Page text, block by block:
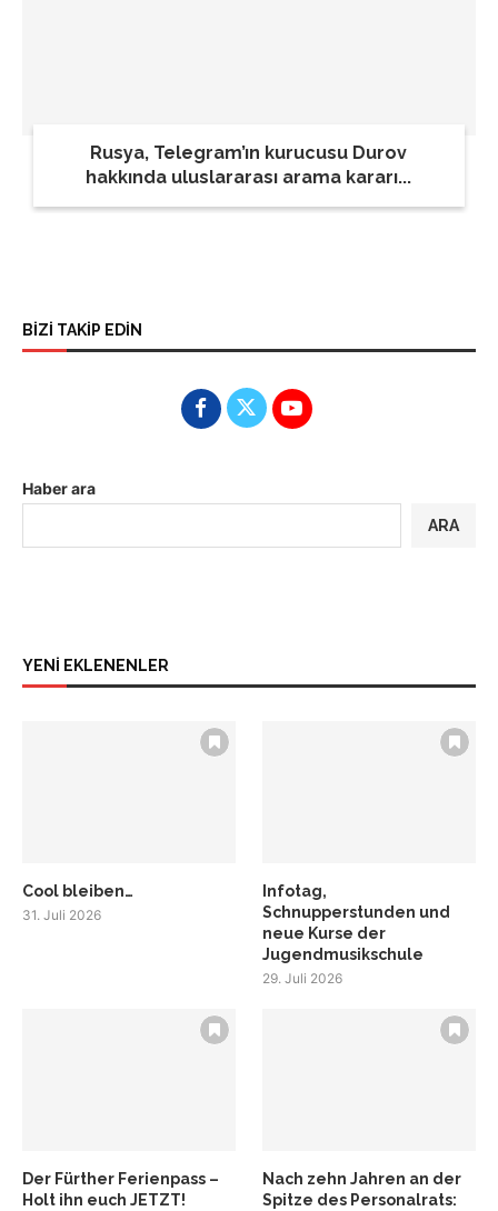
Rusya, Telegram’ın kurucusu Durov
hakkında uluslararası arama kararı...
BİZİ TAKİP EDİN
Haber ara
ARA
YENİ EKLENENLER
Cool bleiben…
31. Juli 2026
Infotag,
Schnupperstunden und
neue Kurse der
Jugendmusikschule
29. Juli 2026
Der Fürther Ferienpass –
Holt ihn euch JETZT!
Nach zehn Jahren an der
Spitze des Personalrats: